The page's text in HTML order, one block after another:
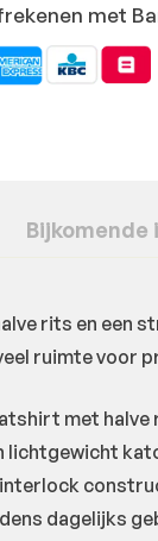
met
rits en een
ruimte voor
met halve
lichtgewicht
dagelijks